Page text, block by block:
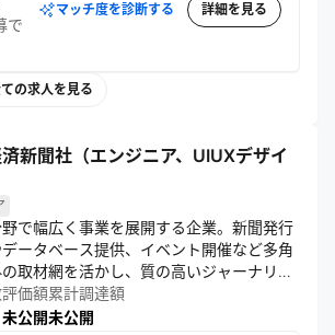
で
マッチ度を診断する 詳細を見る
の求人を見る
済新聞社（エンジニア、UIUXデザイ
で幅広く事業を展開する企業。新聞発行
ータベース提供、イベント開催など多角
取材網を活かし、質の高いジャーナリズ
タルのメディアミックスで、多様な読者
評価額
未公開
累計調達額
未公開